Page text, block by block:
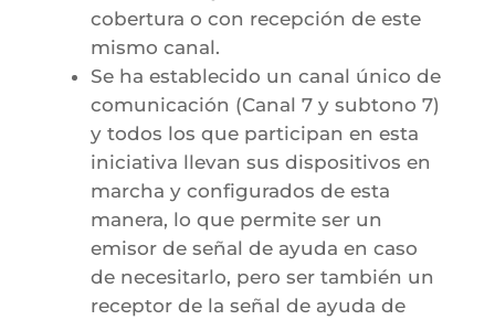
cobertura o con recepción de este
mismo canal.
Se ha establecido un canal único de
comunicación (Canal 7 y subtono 7)
y todos los que participan en esta
iniciativa llevan sus dispositivos en
marcha y configurados de esta
manera, lo que permite ser un
emisor de señal de ayuda en caso
de necesitarlo, pero ser también un
receptor de la señal de ayuda de